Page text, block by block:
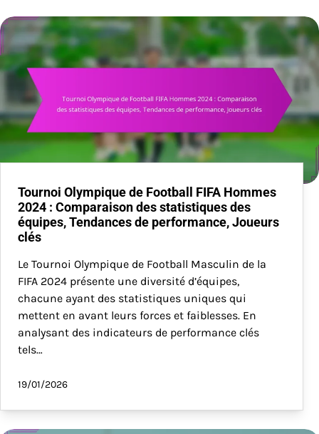
Tournoi Olympique de Football FIFA Hommes
2024 : Comparaison des statistiques des
équipes, Tendances de performance, Joueurs
clés
Le Tournoi Olympique de Football Masculin de la
FIFA 2024 présente une diversité d’équipes,
chacune ayant des statistiques uniques qui
mettent en avant leurs forces et faiblesses. En
analysant des indicateurs de performance clés
tels…
19/01/2026